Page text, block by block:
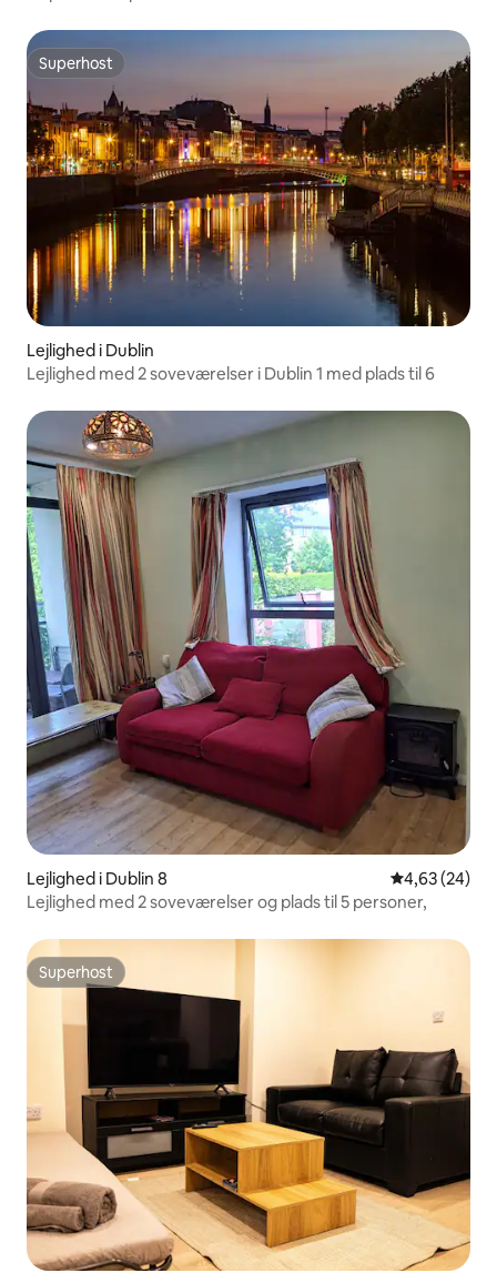
Superhost
Superhost
Lejlighed i Dublin
Lejlighed med 2 soveværelser i Dublin 1 med plads til 6
Lejlighed i Dublin 8 4,63 ud af 5 i
4,63 (24)
Lejlighed med 2 soveværelser og plads til 5 personer,
Superhost
Superhost